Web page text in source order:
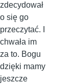
zdecydował
o się go
przeczytać. I
chwała im
za to. Bogu
dzięki mamy
jeszcze